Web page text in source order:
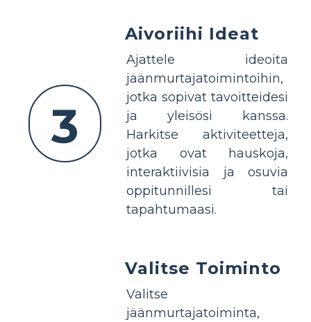
3
Aivoriihi Ideat
Ajattele ideoita
jäänmurtajatoimintoihin,
jotka sopivat tavoitteidesi
ja yleisösi kanssa.
Harkitse aktiviteetteja,
jotka ovat hauskoja,
interaktiivisia ja osuvia
oppitunnillesi tai
tapahtumaasi.
Valitse Toiminto
Valitse
jäänmurtajatoiminta,